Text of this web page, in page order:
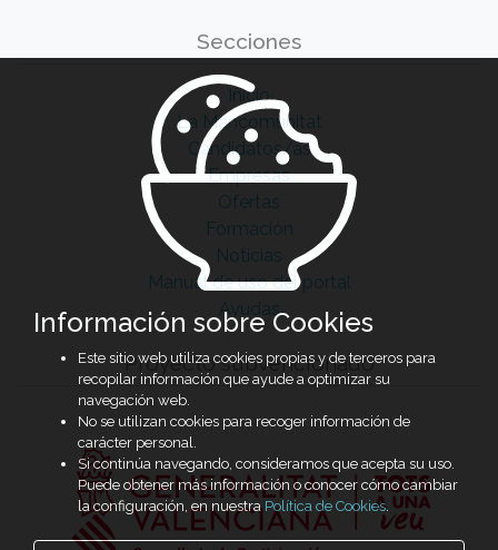
Secciones
Inicio
La Mancomunitat
Candidatos/as
Empresas
Ofertas
Formación
Noticias
Manual de uso del portal
Ayudas
Proyecto subvencionado
Información sobre Cookies
Este sitio web utiliza cookies propias y de terceros para
recopilar información que ayude a optimizar su
navegación web.
No se utilizan cookies para recoger información de
carácter personal.
Si continúa navegando, consideramos que acepta su uso.
Puede obtener más información o conocer cómo cambiar
la configuración, en nuestra Política de Cookies.